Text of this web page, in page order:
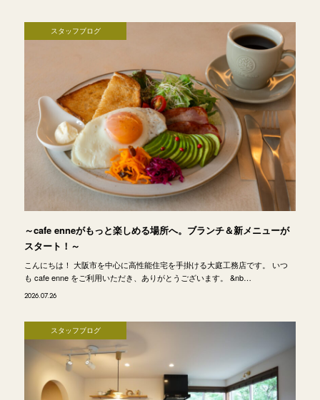
スタッフブログ
～cafe enneがもっと楽しめる場所へ。ブランチ＆新メニューが
スタート！～
こんにちは！ 大阪市を中心に高性能住宅を手掛ける大庭工務店です。 いつ
も cafe enne をご利用いただき、ありがとうございます。 &nb…
2026.07.26
スタッフブログ